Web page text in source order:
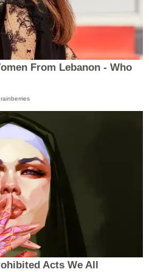
From Lebanon - Who
Acts We All